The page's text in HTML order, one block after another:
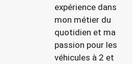
expérience dans
mon métier du
quotidien et ma
passion pour les
véhicules à 2 et